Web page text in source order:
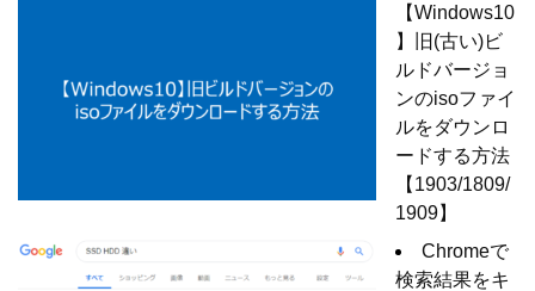
【Windows10
】旧(古い)ビ
ルドバージョ
ンのisoファイ
ルをダウンロ
ードする方法
【1903/1809/
1909】
Chromeで
検索結果をキ